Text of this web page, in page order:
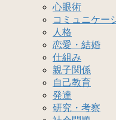
心眼術
コミュニケー
人格
恋愛・結婚
仕組み
親子関係
自己教育
発達
研究・考察